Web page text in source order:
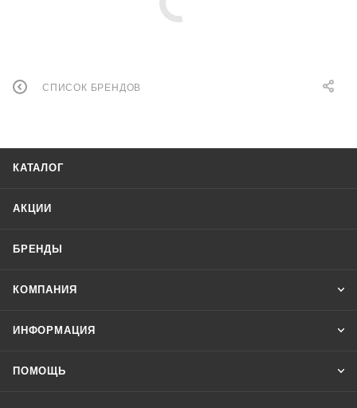
СПИСОК БРЕНДОВ
КАТАЛОГ
АКЦИИ
БРЕНДЫ
КОМПАНИЯ
ИНФОРМАЦИЯ
ПОМОЩЬ